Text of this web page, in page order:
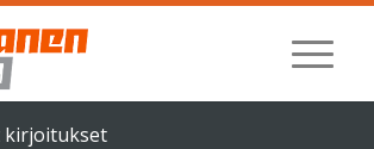
kirjoitukset